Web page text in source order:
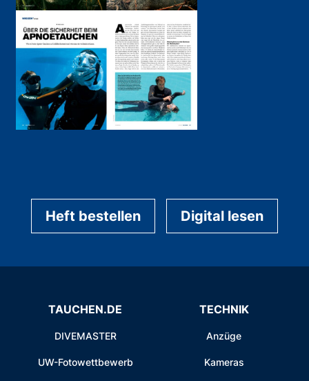
Heft bestellen Digital lesen
TAUCHEN.DE
DIVEMASTER
UW-Fotowettbewerb
TECHNIK
Anzüge
Kameras